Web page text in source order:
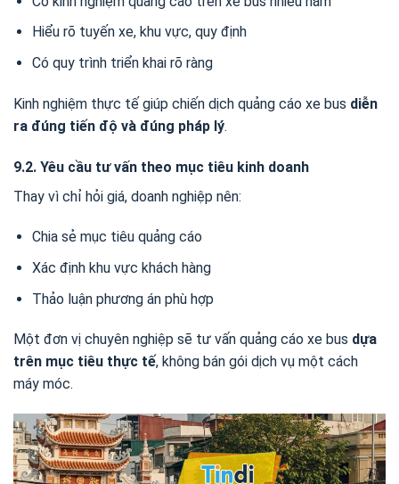
Hiểu rõ tuyến xe, khu vực, quy định
Có quy trình triển khai rõ ràng
Kinh nghiệm thực tế giúp chiến dịch quảng cáo xe bus diễn
ra đúng tiến độ và đúng pháp lý.
9.2. Yêu cầu tư vấn theo mục tiêu kinh doanh
Thay vì chỉ hỏi giá, doanh nghiệp nên:
Chia sẻ mục tiêu quảng cáo
Xác định khu vực khách hàng
Thảo luận phương án phù hợp
Một đơn vị chuyên nghiệp sẽ tư vấn quảng cáo xe bus dựa
trên mục tiêu thực tế, không bán gói dịch vụ một cách
máy móc.